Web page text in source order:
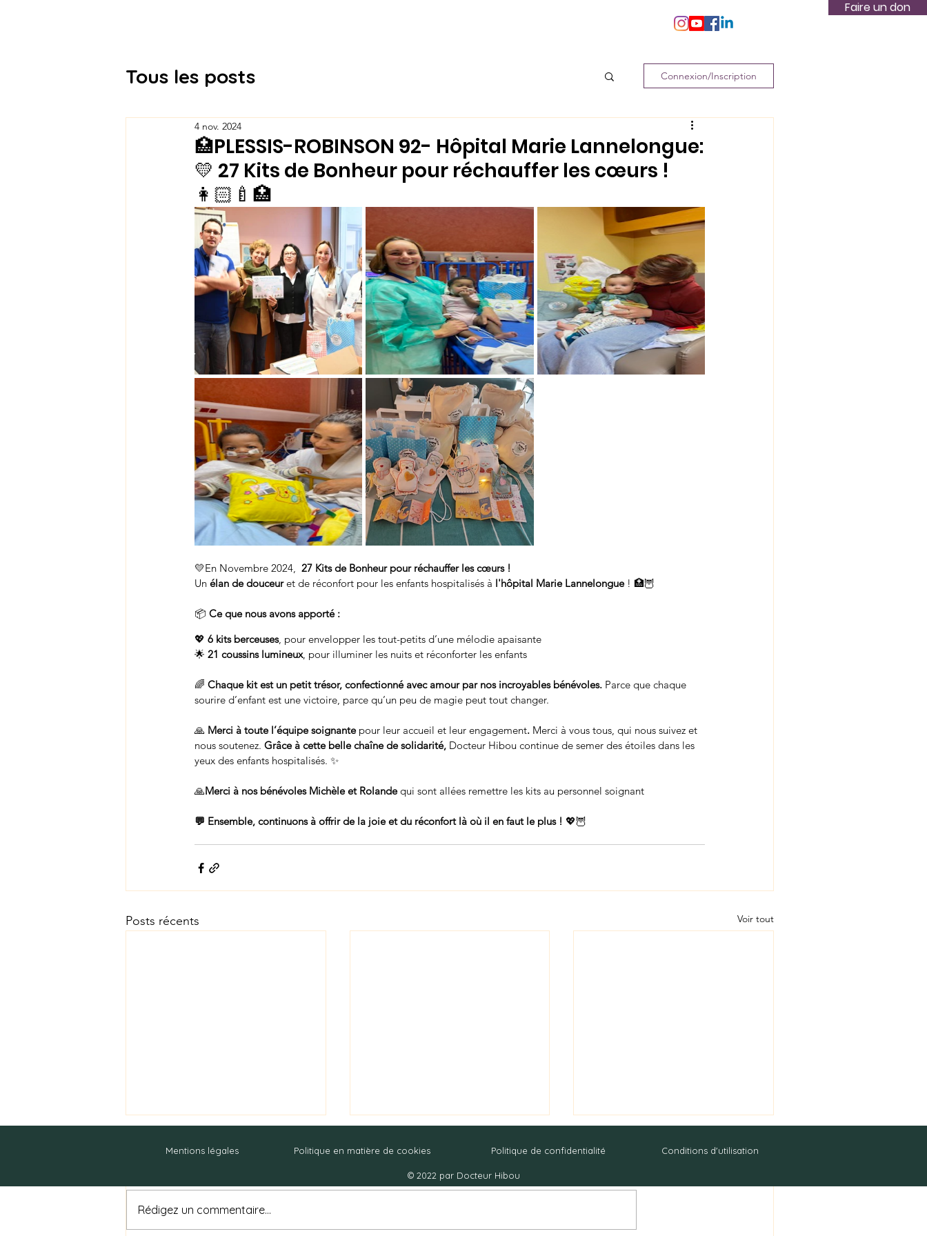
Faire un don
Tous les posts Connexion/Inscription
🏥PLESSIS-ROBINSON 92- Hôpital Marie Lannelongue:
💛 27 Kits de Bonheur pour réchauffer les cœurs !
👩🏻‍🍼🏥
4 nov. 2024
💛En Novembre 2024, 27 Kits de Bonheur pour réchauffer les cœurs !
Un élan de douceur et de réconfort pour les enfants hospitalisés à l'hôpital Marie Lannelongue ! 🏥🦉
📦 Ce que nous avons apporté :
💖 6 kits berceuses, pour envelopper les tout-petits d’une mélodie apaisante
🌟 21 coussins lumineux, pour illuminer les nuits et réconforter les enfants
🌈 Chaque kit est un petit trésor, confectionné avec amour par nos incroyables bénévoles. Parce que chaque
sourire d’enfant est une victoire, parce qu’un peu de magie peut tout changer.
🙏 Merci à toute l’équipe soignante pour leur accueil et leur engagement. Merci à vous tous, qui nous suivez et
nous soutenez. Grâce à cette belle chaîne de solidarité, Docteur Hibou continue de semer des étoiles dans les
yeux des enfants hospitalisés. ✨
🙏Merci à nos bénévoles Michèle et Rolande qui sont allées remettre les kits au personnel soignant
💬 Ensemble, continuons à offrir de la joie et du réconfort là où il en faut le plus ! 💖🦉
Posts récents Voir tout
Commentaires
Rédigez un commentaire...
Mentions légales Politique en matière de cookies Politique de confidentialité Conditions d'utilisation
© 2022 par Docteur Hibou